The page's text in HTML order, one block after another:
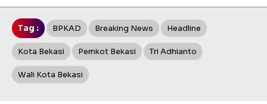
Tag : BPKAD Breaking News Headline
Kota Bekasi Pemkot Bekasi Tri Adhianto
Wali Kota Bekasi